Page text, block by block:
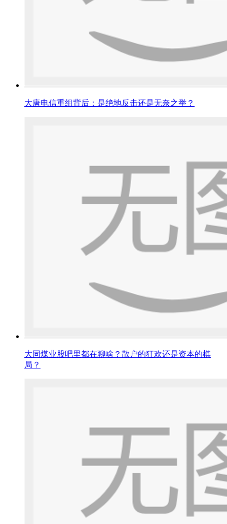
大唐电信重组背后：是绝地反击还是无奈之举？
大同煤业股吧里都在聊啥？散户的狂欢还是资本的棋
局？